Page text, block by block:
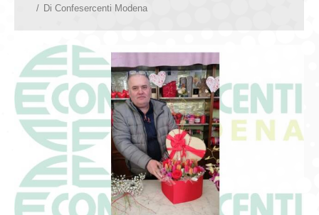
Di Confesercenti Modena